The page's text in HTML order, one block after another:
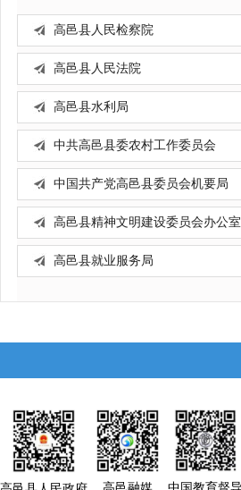
高邑县人民检察院
高邑县人民法院
高邑县水利局
中共高邑县委农村工作委员会
中国共产党高邑县委员会机要局
高邑县精神文明建设委员会办公室
高邑县就业服务局